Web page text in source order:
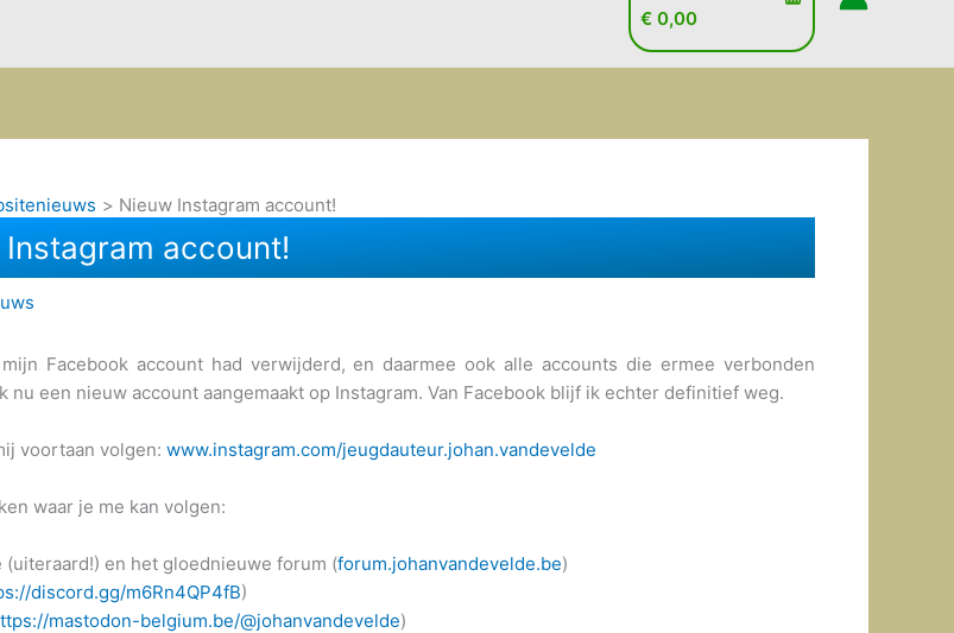
€ 0,00
Nieuw Instagram account!
Instagram account!
Facebook account had verwijderd, en daarmee ook alle accounts die ermee verbonden
nu een nieuw account aangemaakt op Instagram. Van Facebook blijf ik echter definitief weg.
voortaan volgen: www.instagram.com/jeugdauteur.johan.vandevelde
waar je me kan volgen:
(uiteraard!) en het gloednieuwe forum (forum.johanvandevelde.be)
discord.gg/m6Rn4QP4fB)
mastodon-belgium.be/@johanvandevelde)